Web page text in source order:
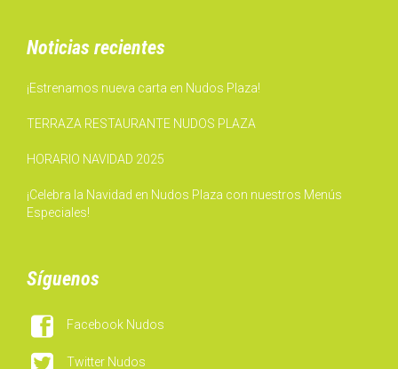
Noticias recientes
¡Estrenamos nueva carta en Nudos Plaza!
TERRAZA RESTAURANTE NUDOS PLAZA
HORARIO NAVIDAD 2025
¡Celebra la Navidad en Nudos Plaza con nuestros Menús
Especiales!
Síguenos
 Facebook Nudos
 Twitter Nudos